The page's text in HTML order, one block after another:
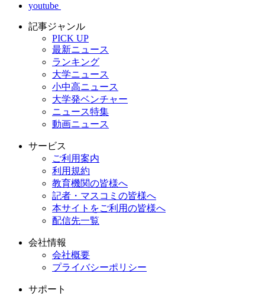
youtube
記事ジャンル
PICK UP
最新ニュース
ランキング
大学ニュース
小中高ニュース
大学発ベンチャー
ニュース特集
動画ニュース
サービス
ご利用案内
利用規約
教育機関の皆様へ
記者・マスコミの皆様へ
本サイトをご利用の皆様へ
配信先一覧
会社情報
会社概要
プライバシーポリシー
サポート